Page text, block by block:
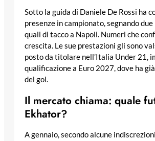
Sotto la guida di Daniele De Rossi ha
presenze in campionato, segnando
quali di tacco a Napoli. Numeri che
crescita. Le sue prestazioni gli sono
posto da titolare nell’Italia Under 21,
qualificazione a Euro 2027, dove ha
del gol.
Il mercato chiama: quale
Ekhator?
A gennaio, secondo alcune